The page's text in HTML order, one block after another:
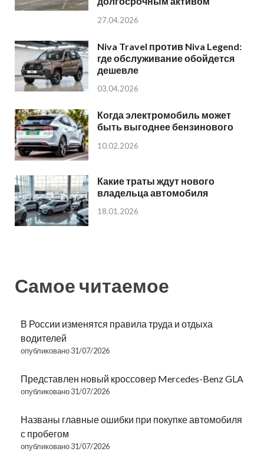
27.04.2026
Niva Travel против Niva Legend:
где обслуживание обойдется
дешевле
03.04.2026
Когда электромобиль может
быть выгоднее бензинового
10.02.2026
Какие траты ждут нового
владельца автомобиля
18.01.2026
Самое читаемое
В России изменятся правила труда и отдыха
водителей
опубликовано 31/07/2026
Представлен новый кроссовер Mercedes-Benz GLA
опубликовано 31/07/2026
Названы главные ошибки при покупке автомобиля
с пробегом
опубликовано 31/07/2026